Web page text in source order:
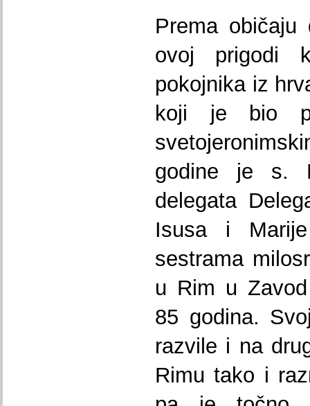
Prema
ovoj prigodi
pokojnika iz
koji je bio
godine je s.
delegata
Isusa i
sestrama
u Rim u
85 godina.
razvile i na
Rimu tako i